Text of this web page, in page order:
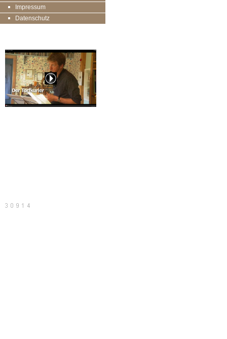
Impressum
Datenschutz